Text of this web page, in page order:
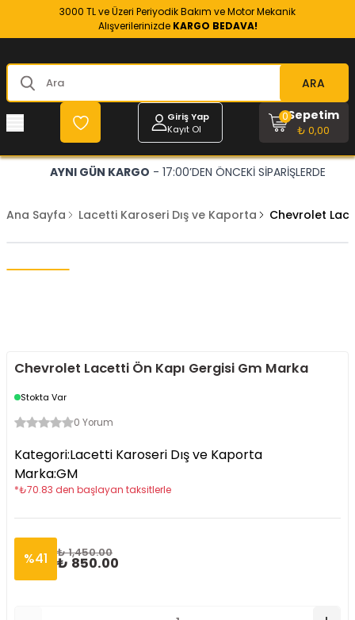
3000 TL ve Üzeri Periyodik Bakım ve Motor Mekanik
Alışverilerinizde KARGO BEDAVA!
ARA
Giriş Yap
Kayıt Ol
Sepetim
₺ 0,00
0
AYNI GÜN KARGO - 17:00’DEN ÖNCEKİ SİPARİŞLERDE
Ana Sayfa Lacetti Karoseri Dış ve Kaporta Chevrolet
Chevrolet Lacetti Ön Kapı Gergisi Gm Marka
Stokta Var
0 Yorum
Kategori:Lacetti Karoseri Dış ve Kaporta
Marka:GM
*₺70.83 den başlayan taksitlerle
%41 ₺ 1,450.00
₺ 850.00